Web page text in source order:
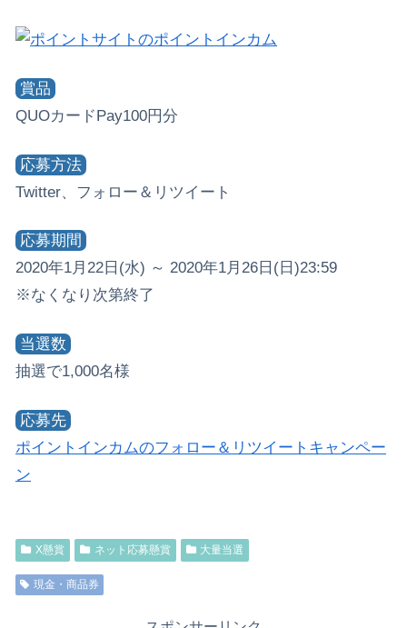
賞品
QUOカードPay100円分
応募方法
Twitter、フォロー＆リツイート
応募期間
2020年1月22日(水) ～ 2020年1月26日(日)23:59
※なくなり次第終了
当選数
抽選で1,000名様
応募先
ポイントインカムのフォロー＆リツイートキャンペー
ン
X懸賞 ネット応募懸賞 大量当選
現金・商品券